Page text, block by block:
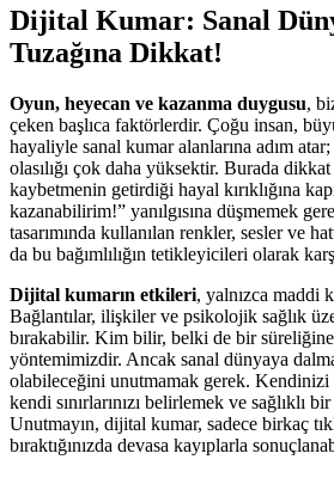
Dijital Kumar: Sanal
Tuzağına Dikkat!
Oyun, heyecan ve kazanma duygusu,
çeken başlıca faktörlerdir. Çoğu insan,
hayaliyle sanal kumar alanlarına adım
olasılığı çok daha yüksektir. Burada
kaybetmenin getirdiği hayal kırıklığına
kazanabilirim!” yanılgısına düşmemek
tasarımında kullanılan renkler, sesler ve
da bu bağımlılığın tetikleyicileri olarak
Dijital kumarın etkileri, yalnızca maddi
Bağlantılar, ilişkiler ve psikolojik sağlık
bırakabilir. Kim bilir, belki de bir süreliğine
yöntemimizdir. Ancak sanal dünyaya
olabileceğini unutmamak gerek.
kendi sınırlarınızı belirlemek ve sağlıklı
Unutmayın, dijital kumar, sadece birkaç
bıraktığınızda devasa kayıplarla